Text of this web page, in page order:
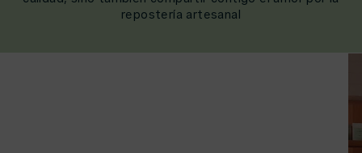
repostería artesanal